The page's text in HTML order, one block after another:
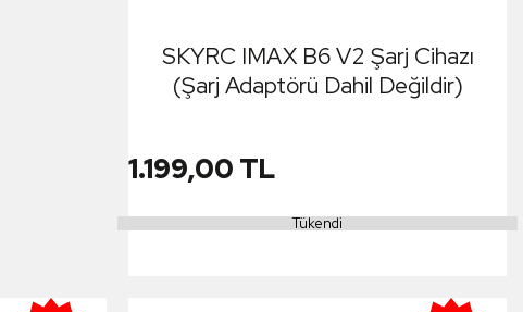
SKYRC IMAX B6 V2 Şarj Cihazı
(Şarj Adaptörü Dahil Değildir)
1.199,00 TL
Tükendi